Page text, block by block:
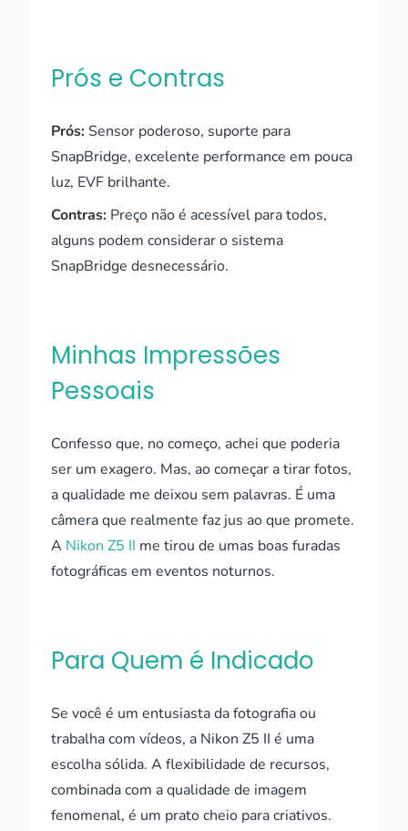
Prós e Contras
Prós:Sensor poderoso, suporte para
SnapBridge, excelente performance em pouca
luz, EVF brilhante.
Contras: Preço não é acessível para todos,
alguns podem considerar o sistema
SnapBridge desnecessário.
Minhas Impressões
Pessoais
Confesso que, no começo, achei que poderia
ser um exagero. Mas, ao começar a tirar fotos,
a qualidade me deixou sem palavras. É uma
câmera que realmente faz jus ao que promete.
A Nikon Z5 II me tirou de umas boas furadas
fotográficas em eventos noturnos.
Para Quem é Indicado
Se você é um entusiasta da fotografia ou
trabalha com vídeos, a Nikon Z5 II é uma
escolha sólida. A flexibilidade de recursos,
combinada com a qualidade de imagem
fenomenal, é um prato cheio para criativos.